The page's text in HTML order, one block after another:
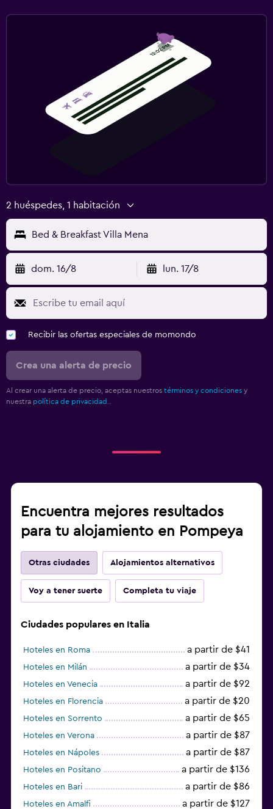
2 huéspedes, 1 habitación
Bed & Breakfast Villa Mena
dom. 16/8 lun. 17/8
Recibir las ofertas especiales de momondo
Crea una alerta de precio
Al crear una alerta de precio, aceptas nuestros términos y condiciones y
nuestra política de privacidad.
Encuentra mejores resultados
para tu alojamiento en Pompeya
Otras ciudades Alojamientos alternativos
Voy a tener suerte Completa tu viaje
Ciudades populares en Italia
Hoteles en Roma a partir de $41
Hoteles en Milán a partir de $34
Hoteles en Venecia a partir de $92
Hoteles en Florencia a partir de $20
Hoteles en Sorrento a partir de $65
Hoteles en Verona a partir de $87
Hoteles en Nápoles a partir de $87
Hoteles en Positano a partir de $136
Hoteles en Bari a partir de $86
Hoteles en Amalfi a partir de $127